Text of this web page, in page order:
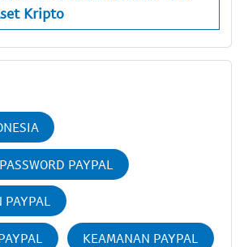
Kripto
PAYPAL
PAYPAL
KEAMANAN PAYPAL